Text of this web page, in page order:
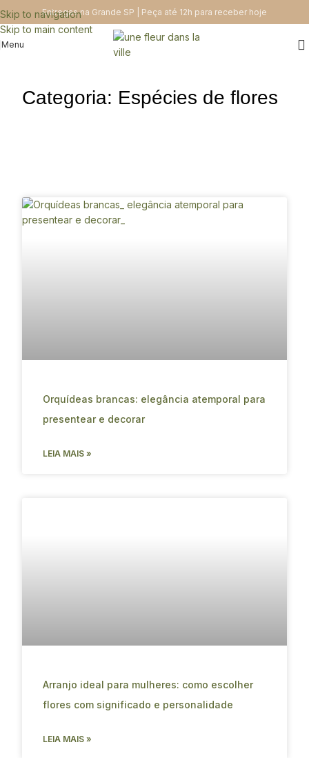
Skip to navigation
Skip to main content
Entregas na Grande SP | Peça até 12h para receber hoje
Menu
Categoria: Espécies de flores
Orquídeas brancas: elegância atemporal para
presentear e decorar
LEIA MAIS »
Arranjo ideal para mulheres: como escolher
flores com significado e personalidade
LEIA MAIS »